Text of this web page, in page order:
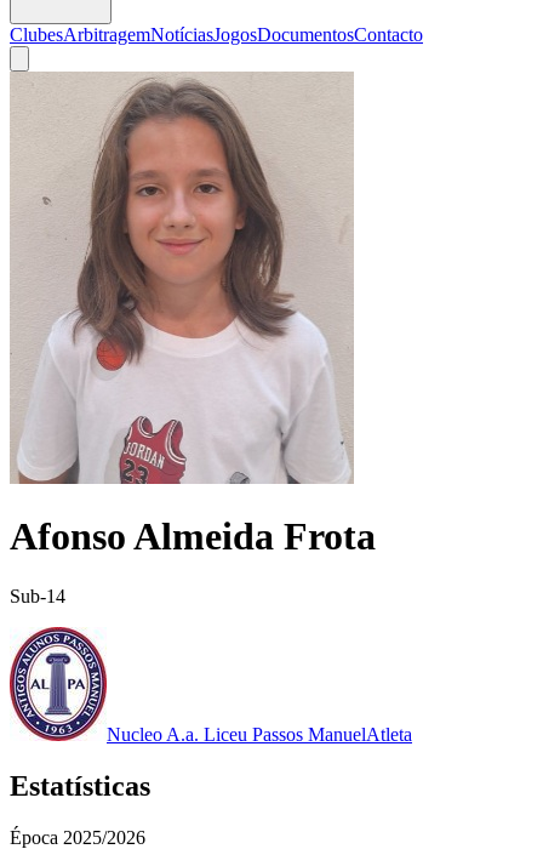
ClubesArbitragemNotíciasJogosDocumentosContacto
Afonso Almeida Frota
Sub-14
Nucleo A.a. Liceu Passos ManuelAtleta
Estatísticas
Época 2025/2026